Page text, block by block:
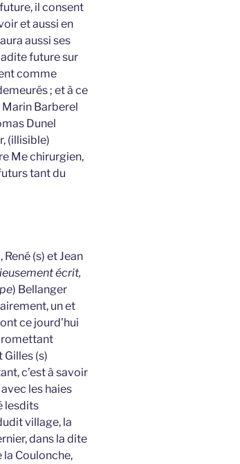
il consent
et aussi en
aussi ses
future sur
comme
; et à ce
Barberel
Dunel
(illisible)
Me chirurgien,
tant du
(s) et Jean
écrit,
) Bellanger
un et
ce jourd’hui
Gilles (s)
c’est à savoir
les haies
lesdits
village, la
dans la dite
la Coulonche,